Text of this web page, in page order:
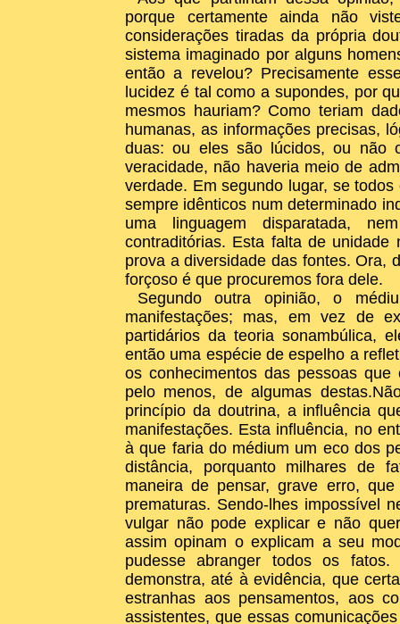
porque certamente ainda não
considerações tiradas da própria
sistema imaginado por alguns
então a revelou? Precisamente
lucidez é tal como a supondes, por
mesmos hauriam? Como teriam
humanas, as informações precisas,
duas: ou eles são lúcidos, ou
veracidade, não haveria meio de
verdade. Em segundo lugar, se
sempre idênticos num determinado
uma linguagem disparatada,
contraditórias. Esta falta de unidade
prova a diversidade das fontes. Ora,
forçoso é que procuremos fora dele.
Segundo outra opinião, o
manifestações; mas, em vez de
partidários da teoria sonambúlica,
então uma espécie de espelho a
os conhecimentos das pessoas
pelo menos, de algumas
princípio da doutrina, a influência
manifestações. Esta influência, no
à que faria do médium um eco dos
distância, porquanto milhares de
maneira de pensar, grave erro,
prematuras. Sendo-lhes impossível
vulgar não pode explicar e não
assim opinam o explicam a seu
pudesse abranger todos os
demonstra, até à evidência, que
estranhas aos pensamentos, aos
assistentes, que essas